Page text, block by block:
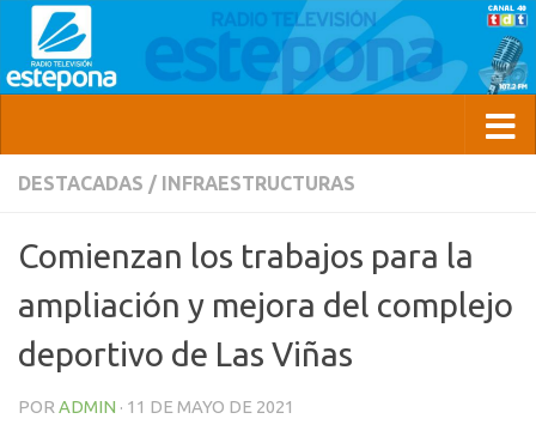
DESTACADAS / INFRAESTRUCTURAS
Comienzan los trabajos para la
ampliación y mejora del complejo
deportivo de Las Viñas
POR ADMIN · 11 DE MAYO DE 2021